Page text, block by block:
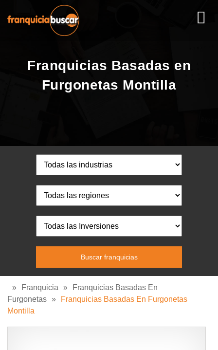
Franquicias Basadas en
Furgonetas Montilla
» Franquicia »
Franquicias Basadas En
Furgonetas »
Franquicias Basadas En Furgonetas
Montilla